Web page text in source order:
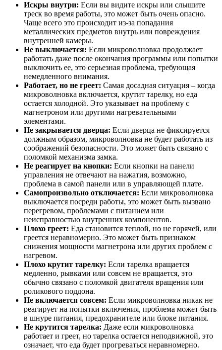
Искры внутри: Если вы видите искры или слышите
треск во время работы, это может быть очень опасно.
Чаще всего это происходит из-за попадания
металлических предметов внутрь или повреждения
внутренней камеры.
Не выключается: Если микроволновка продолжает
работать даже после окончания программы или попытки
выключить ее, это серьезная проблема, требующая
немедленного внимания.
Работает, но не греет: Самая досадная ситуация – когда
микроволновка включается, крутит тарелку, но еда
остается холодной. Это указывает на проблему с
магнетроном или другими нагревательными
элементами.
Не закрывается дверца: Если дверца не фиксируется
должным образом, микроволновка не будет работать из
соображений безопасности. Это может быть связано с
поломкой механизма замка.
Не реагирует на кнопки: Если кнопки на панели
управления не отвечают на нажатия, возможно,
проблема в самой панели или в управляющей плате.
Самопроизвольно отключается: Если микроволновка
выключается посреди работы, это может быть вызвано
перегревом, проблемами с питанием или
неисправностью внутренних компонентов.
Плохо греет: Еда становится теплой, но не горячей, или
греется неравномерно. Это может быть признаком
снижения мощности магнетрона или других проблем с
нагревом.
Плохо крутит тарелку: Если тарелка вращается
медленно, рывками или совсем не вращается, это
обычно связано с поломкой двигателя вращения или
роликового поддона.
Не включается совсем: Если микроволновка никак не
реагирует на попытки включения, проблема может быть
в шнуре питания, предохранителе или блоке питания.
Не крутится тарелка: Даже если микроволновка
работает и греет, но тарелка остается неподвижной, это
означает, что еда будет прогреваться неравномерно.